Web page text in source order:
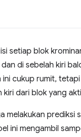
setiap blok
di sebelah kiri
cukup rumit,
dari blok yang
melakukan prediksi
ini mengambil